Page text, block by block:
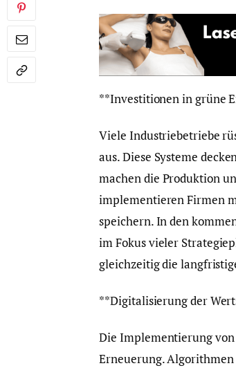
**Investitionen in grüne
Viele Industriebetriebe
aus. Diese Systeme
machen die Produktion
implementieren Firmen
speichern. In den
im Fokus vieler
gleichzeitig die
**Digitalisierung der
Die Implementierung
Erneuerung.